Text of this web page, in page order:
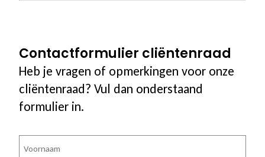
Contactformulier cliëntenraad
Heb je vragen of opmerkingen voor onze
cliëntenraad? Vul dan onderstaand
formulier in.
Voornaam